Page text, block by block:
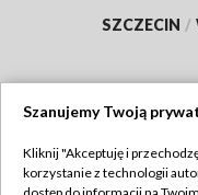
SZCZECIN /
Szanujemy Twoją
Kliknij "Akceptuję i
korzystanie z technologii